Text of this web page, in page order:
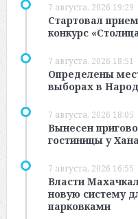
7 августа, 2026 19:29
Стартовал
конкурс
7 августа, 2026 18:51
Определены
выборах в
7 августа, 2026 18:05
Вынесен
гостиницы у
7 августа, 2026 16:55
Власти
новую систему
парковками